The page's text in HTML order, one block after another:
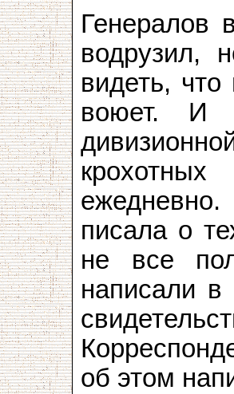
водрузил,
видеть,
воюет. И
писала о
не все
написали в
об этом